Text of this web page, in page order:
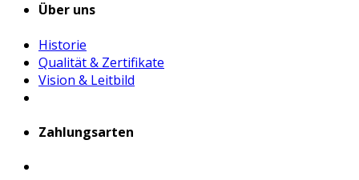
Über uns
Historie
Qualität & Zertifikate
Vision & Leitbild
Zahlungsarten